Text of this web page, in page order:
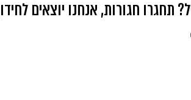
תחגרו חגורות, אנחנו יוצאים